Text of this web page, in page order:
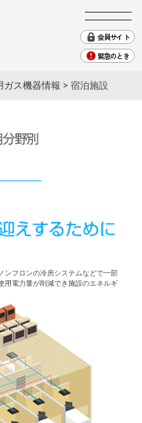
会員サイト
緊急のとき
ガス機器情報 > 宿泊施設
ンフロンの冷房システムなどで一部
用電力量が削減でき施設のエネルギ